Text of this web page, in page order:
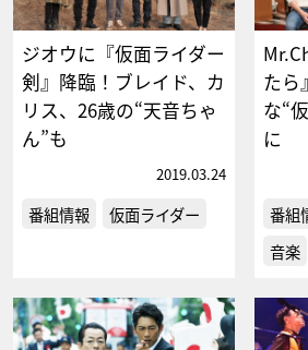
ジオウに『仮面ライダー
剣』降臨！ブレイド、カ
リス、26歳の“天音ちゃ
ん”も
2019.03.24
番組情報 仮面ライダー
たら
な“
に
番組
音楽